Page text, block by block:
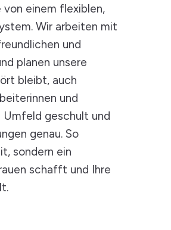
einem flexiblen,
Wir arbeiten mit
und
planen unsere
bleibt, auch
und
Umfeld geschult und
genau. So
sondern ein
schafft und Ihre